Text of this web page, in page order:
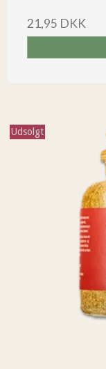
21,95 DKK
Udsolgt